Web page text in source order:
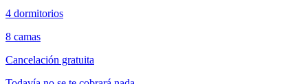
4 dormitorios
8 camas
Cancelación gratuita